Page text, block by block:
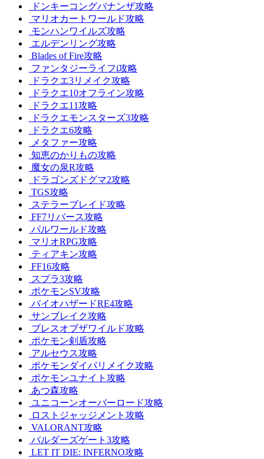
ドンキーコングバナンザ攻略
マリオカートワールド攻略
モンハンワイルズ攻略
エルデンリング攻略
Blades of Fire攻略
ファンタジーライフi攻略
ドラクエ3リメイク攻略
ドラクエ10オフライン攻略
ドラクエ11攻略
ドラクエモンスターズ3攻略
ドラクエ6攻略
メタファー攻略
知恵のかりもの攻略
魔女の泉R攻略
ドラゴンズドグマ2攻略
TGS攻略
ステラーブレイド攻略
FF7リバース攻略
パルワールド攻略
マリオRPG攻略
ティアキン攻略
FF16攻略
スプラ3攻略
ポケモンSV攻略
バイオハザードRE4攻略
サンブレイク攻略
ブレスオブザワイルド攻略
ポケモン剣盾攻略
アルセウス攻略
ポケモンダイパリメイク攻略
ポケモンユナイト攻略
あつ森攻略
ユニコーンオーバーロード攻略
ロストジャッジメント攻略
VALORANT攻略
バルダーズゲート3攻略
LET IT DIE: INFERNO攻略